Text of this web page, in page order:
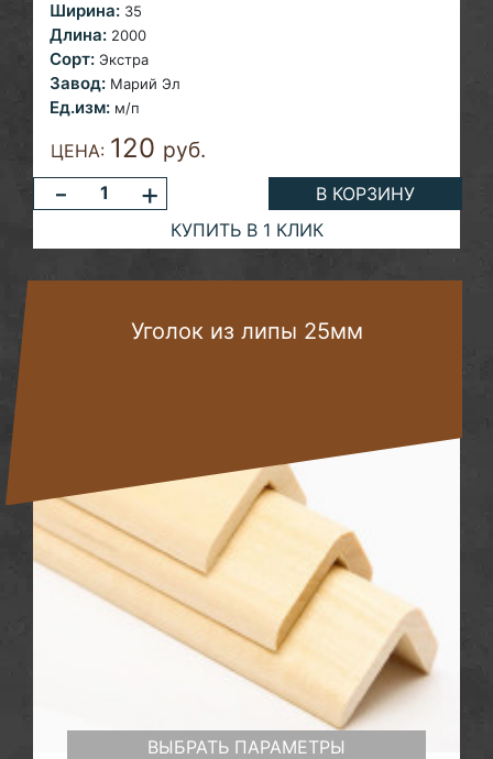
Ширина: 35
Длина: 2000
Сорт: Экстра
Завод: Марий Эл
Ед.изм: м/п
ЦЕНА: 120 руб.
- +
В КОРЗИНУ
КУПИТЬ В 1 КЛИК
Уголок из липы 25мм
ВЫБРАТЬ ПАРАМЕТРЫ